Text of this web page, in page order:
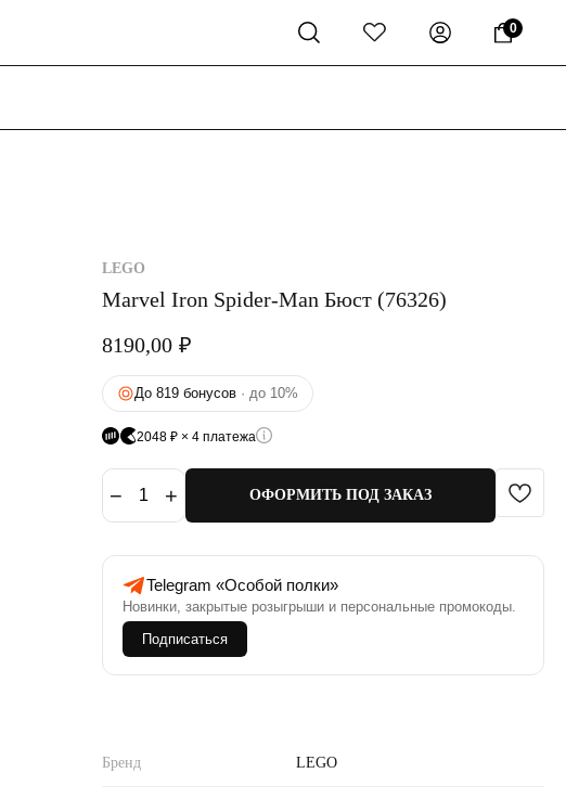
0
Marvel Iron Spider-Man Бюст (76326)
LEGO
8190,00 ₽
До 819 бонусов · до 10%
2048 ₽ × 4 платежа
− 1 + ОФОРМИТЬ ПОД ЗАКАЗ
Telegram «Особой полки»
Новинки, закрытые розыгрыши и персональные промокоды.
Подписаться
Бренд LEGO